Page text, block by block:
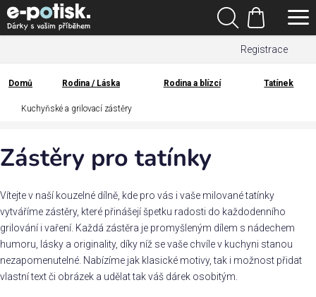
Přejít
na
obsah
Registrace
Hledat
Nákupní
košík
Kategorie
Dárek
pro
Rodina
/
Povolání,
Domů
Domů Rodina / Láska Rodina a blízcí Tatínek
Kuchyňské a grilovací zástěry
Zástěry pro tatínky
Vítejte v naší kouzelné dílně, kde pro vás i vaše milované tatínky
vytváříme zástěry, které přinášejí špetku radosti do každodenního
grilování i vaření. Každá zástěra je promyšleným dílem s nádechem
humoru, lásky a originality, díky níž se vaše chvíle v kuchyni stanou
nezapomenutelné. Nabízíme jak klasické motivy, tak i možnost přidat
vlastní text či obrázek a udělat tak váš dárek osobitým.